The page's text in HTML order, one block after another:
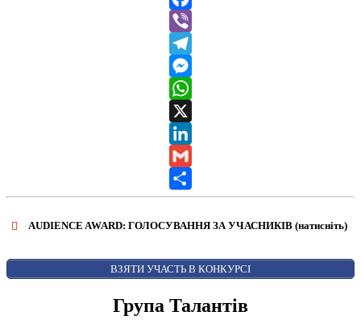
Facebook
Viber
Telegram
Messenger
WhatsApp
X
LinkedIn
Gmail
Share
AUDIENCE AWARD: ГОЛОСУВАННЯ ЗА УЧАСНИКІВ (натисніть)
AUDIENCE AWARD
ВЗЯТИ УЧАСТЬ В КОНКУРСІ
Група Талантів